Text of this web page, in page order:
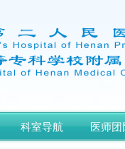
科室导航 医师团